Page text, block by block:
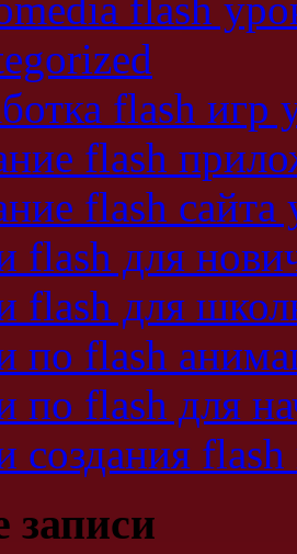
flash игр
flash
flash сайта
flash для
flash для
по flash
по flash для
создания flash
записи